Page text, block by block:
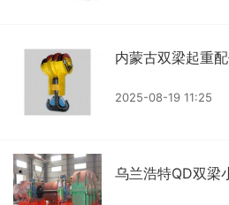
内蒙古双梁起重
2025-08-19 11:25
乌兰浩特QD双梁